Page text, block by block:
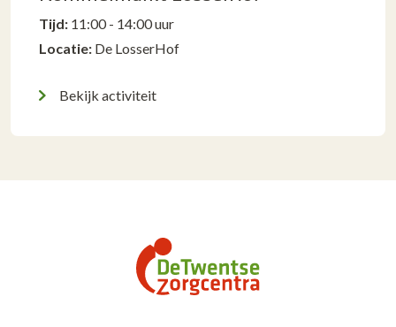
Tijd: 11:00 - 14:00 uur
Locatie: De LosserHof
Bekijk activiteit